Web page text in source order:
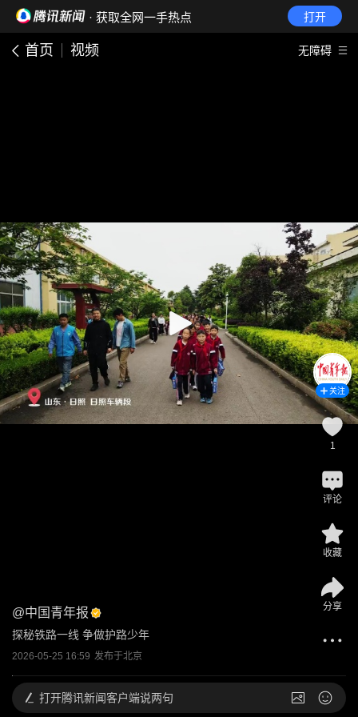
· 获取全网一手热点 打开
首页 视频 无障碍
@中国青年报
探秘铁路一线 争做护路少年
2026-05-25 16:59 发布于北京
关注
1
评论
收藏
分享
打开腾讯新闻客户端说两句